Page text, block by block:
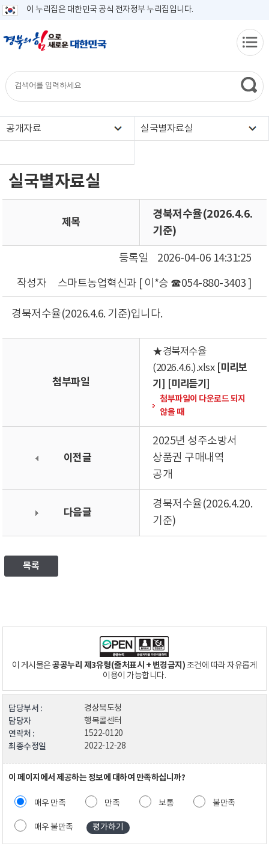
이 누리집은 대한민국 공식 전자정부 누리집입니다.
공개자료 실국별자료실
실국별자료실
제목
경북저수율(2026.4.6.
기준)
등록일
2026-04-06 14:31:25
작성자
스마트농업혁신과 [ 이*승 ☎054-880-3403 ]
경북저수율(2026.4.6. 기준)입니다.
첨부파일
★경북저수율
(2026.4.6.).xlsx [미리보
기]
[미리듣기]
첨부파일이 다운로드 되지
않을 때
이전글
2025년 성주소방서
상품권 구매내역
공개
다음글
경북저수율(2026.4.20.
기준)
목록
이 게시물은공공누리 제3유형(출처표시 + 변경금지)조건에 따라 자유롭게
이용이 가능합니다.
담당부서 : 경상북도청
담당자 행복콜센터
연락처 : 1522-0120
최종수정일 2022-12-28
이 페이지에서 제공하는 정보에 대하여 만족하십니까?
매우 만족 만족 보통 불만족
매우 불만족